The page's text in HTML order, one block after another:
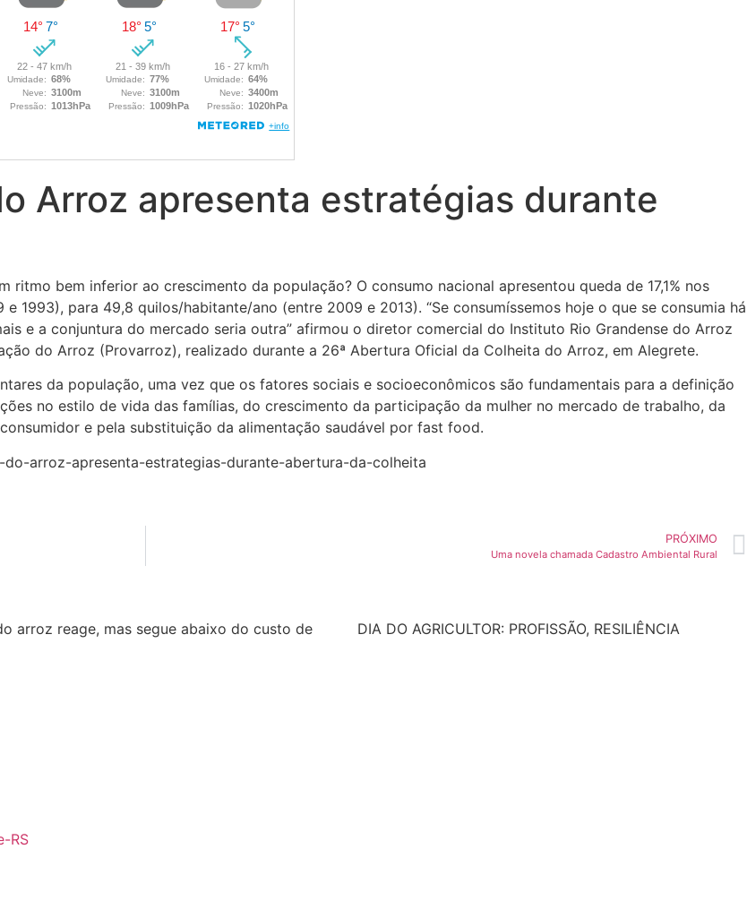
Arroz apresenta estratégias durante
bem inferior ao crescimento da população? O consumo nacional apresentou queda de 17,1% nos
1993), para 49,8 quilos/habitante/ano (entre 2009 e 2013). “Se consumíssemos hoje o que se consumia há
e a conjuntura do mercado seria outra” afirmou o diretor comercial do Instituto Rio Grandense do Arroz
do Arroz (Provarroz), realizado durante a 26ª Abertura Oficial da Colheita do Arroz, em Alegrete.
da população, uma vez que os fatores sociais e socioeconômicos são fundamentais para a definição
no estilo de vida das famílias, do crescimento da participação da mulher no mercado de trabalho, da
e pela substituição da alimentação saudável por fast food.
arroz-apresenta-estrategias-durante-abertura-da-colheita
PRÓXIMO
Uma novela chamada Cadastro Ambiental Rural
arroz reage, mas segue abaixo do custo de
DIA DO AGRICULTOR: PROFISSÃO, RESILIÊNCIA
RS